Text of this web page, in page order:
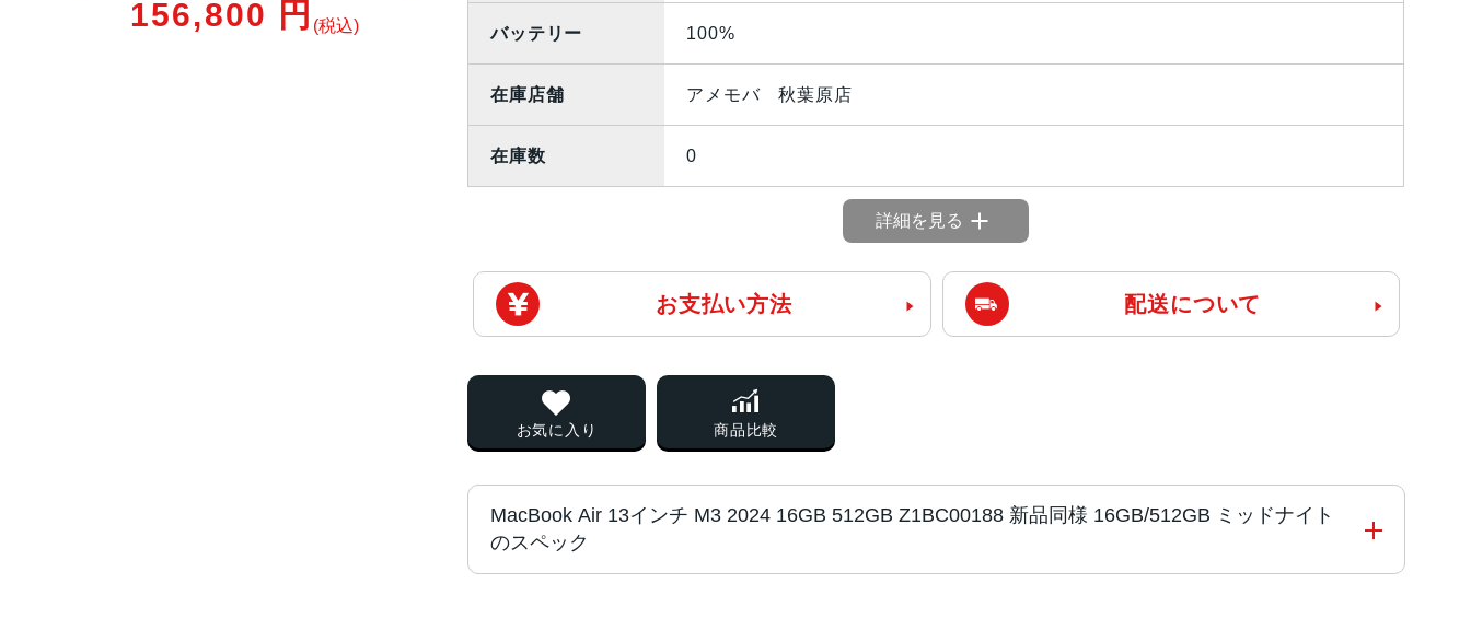
156,800 円 (税込) バッテリー 100%
在庫店舗 アメモバ 秋葉原店
在庫数 0
詳細を見る
お支払い方法 配送について
お気に入り 商品比較
MacBook Air 13インチ M3 2024 16GB 512GB Z1BC00188 新品同様 16GB/512GB ミッドナイト
のスペック